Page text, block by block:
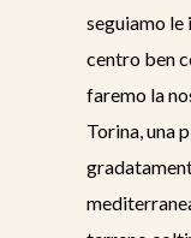
seguiamo
centro ben
faremo la
Torina, una